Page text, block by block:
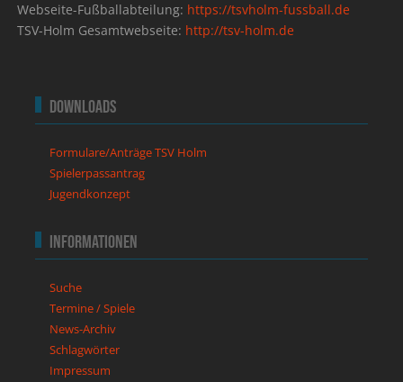
Webseite-Fußballabteilung: https://tsvholm-fussball.de
TSV-Holm Gesamtwebseite: http://tsv-holm.de
Downloads
Formulare/Anträge TSV Holm
Spielerpassantrag
Jugendkonzept
Informationen
Suche
Termine / Spiele
News-Archiv
Schlagwörter
Impressum